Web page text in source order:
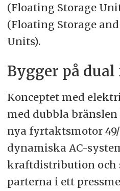
(Floating Storage
(Floating Storage
Units).
Bygger på
Konceptet med
med dubbla
nya fyrtaktsmotor 49/
dynamiska AC-
kraftdistribution och
parterna i ett